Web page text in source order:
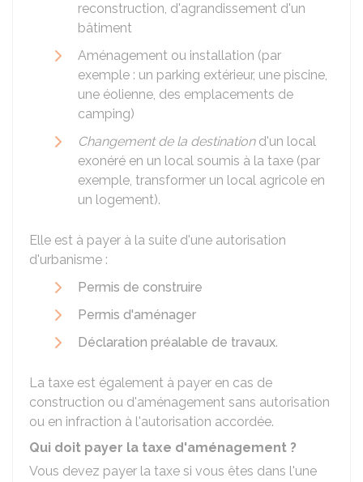
reconstruction, d'agrandissement d'un
bâtiment
Aménagement ou installation (par
exemple : un parking extérieur, une piscine,
une éolienne, des emplacements de
camping)
Changement de la destinationd'un local
exonéré en un local soumis à la taxe (par
exemple, transformer un local agricole en
un logement).
Elle est à payer à la suite d'une autorisation
d'urbanisme :
Permis de construire
Permis d'aménager
Déclaration préalable de travaux.
La taxe est également à payer en cas de
construction ou d'aménagement sans autorisation
ou en infraction à l'autorisation accordée.
Qui doit payer la taxe d'aménagement ?
Vous devez payer la taxe si vous êtes dans l'une